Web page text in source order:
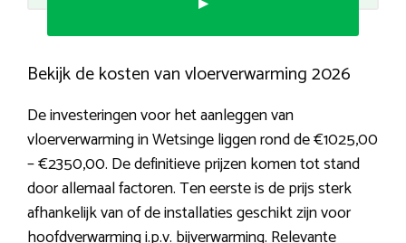
Bekijk de kosten van vloerverwarming 2026
De investeringen voor het aanleggen van
vloerverwarming in Wetsinge liggen rond de €1025,00
– €2350,00. De definitieve prijzen komen tot stand
door allemaal factoren. Ten eerste is de prijs sterk
afhankelijk van of de installaties geschikt zijn voor